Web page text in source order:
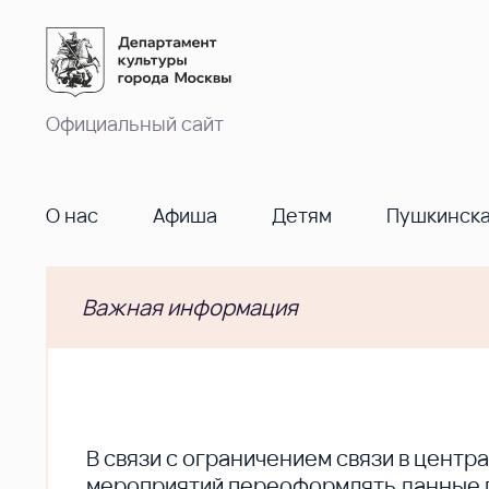
Официальный сайт
О нас Афиша Детям
Важная информация
В cвязи с ограничением связи в